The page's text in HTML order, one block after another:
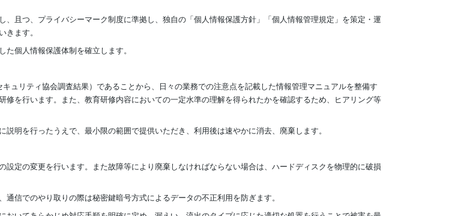
、且つ、プライバシーマーク制度に準拠し、独自の「個人情報保護方針」「個人情報管理規定」を策定・運
ます。
個人情報保護体制を確立します。
ュリティ協会調査結果）であることから、日々の業務での注意点を記載した情報管理マニュアルを整備す
を行います。また、教育研修内容においての一定水準の理解を得られたかを確認するため、ヒアリング等
明を行ったうえで、最小限の範囲で提供いただき、利用後は速やかに消去、廃棄します。
定の変更を行います。また故障等により廃棄しなければならない場合は、ハードディスクを物理的に破損
信でのやり取りの際は秘密鍵暗号方式によるデータの不正利用を防ぎます。